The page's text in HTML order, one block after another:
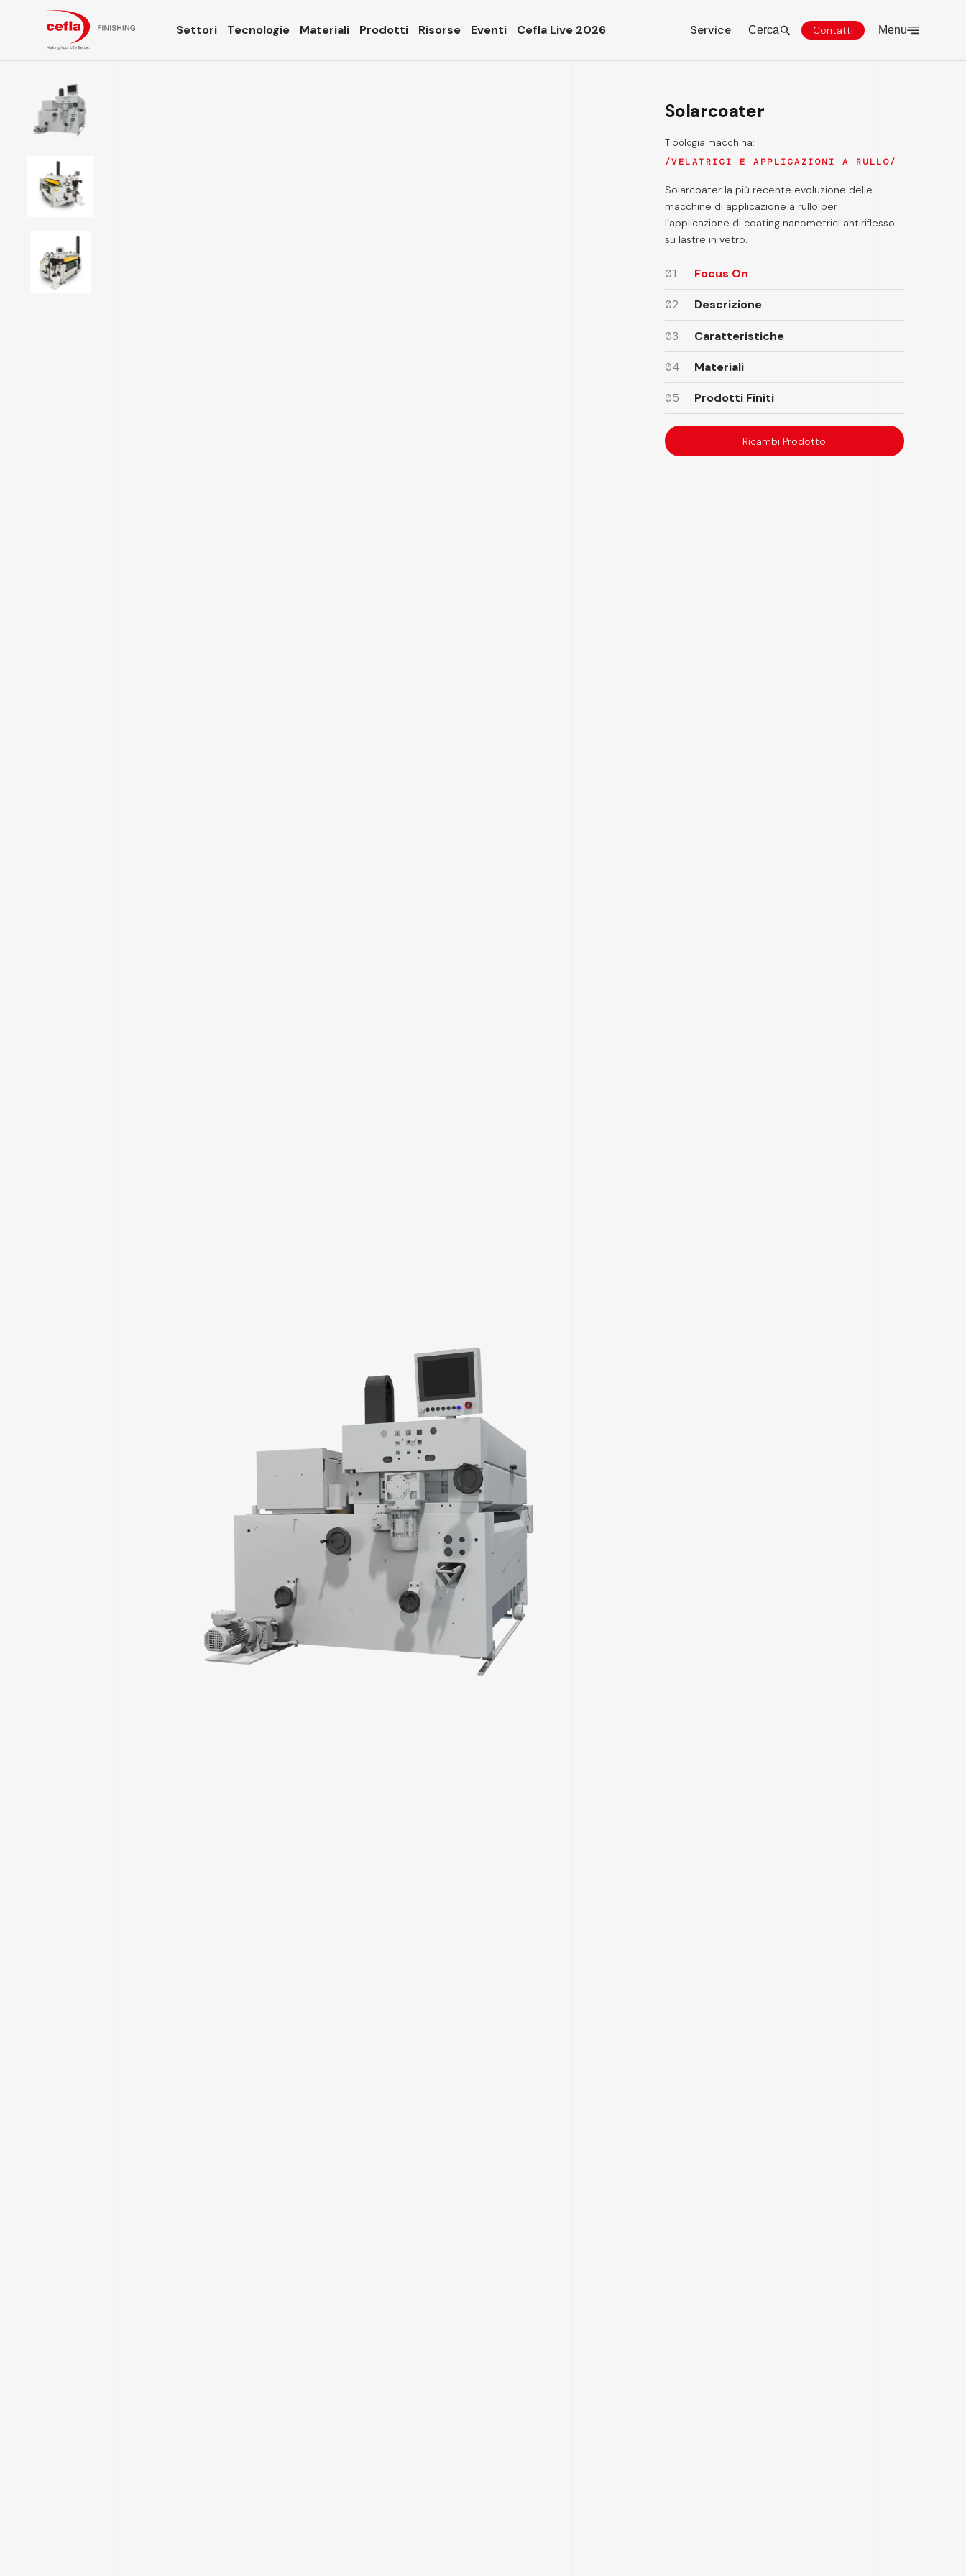
Settori Tecnologie Materiali Prodotti Risorse Eventi Cefla Live 2026 Service Cerca Contatti Menu
Solarcoater
Tipologia macchina:
VELATRICI E APPLICAZIONI A RULLO
Solarcoater la più recente evoluzione delle
macchine di applicazione a rullo per
l’applicazione di coating nanometrici antiriflesso
su lastre in vetro.
01 Focus On
02 Descrizione
03 Caratteristiche
04 Materiali
05 Prodotti Finiti
Ricambi Prodotto